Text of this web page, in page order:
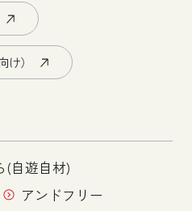
）
(自遊自材)
アンドフリー